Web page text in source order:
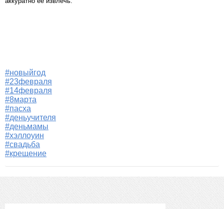
#новыйгод
#23февраля
#14февраля
#8марта
#пасха
#деньучителя
#деньмамы
#хэллоуин
#свадьба
#крещение